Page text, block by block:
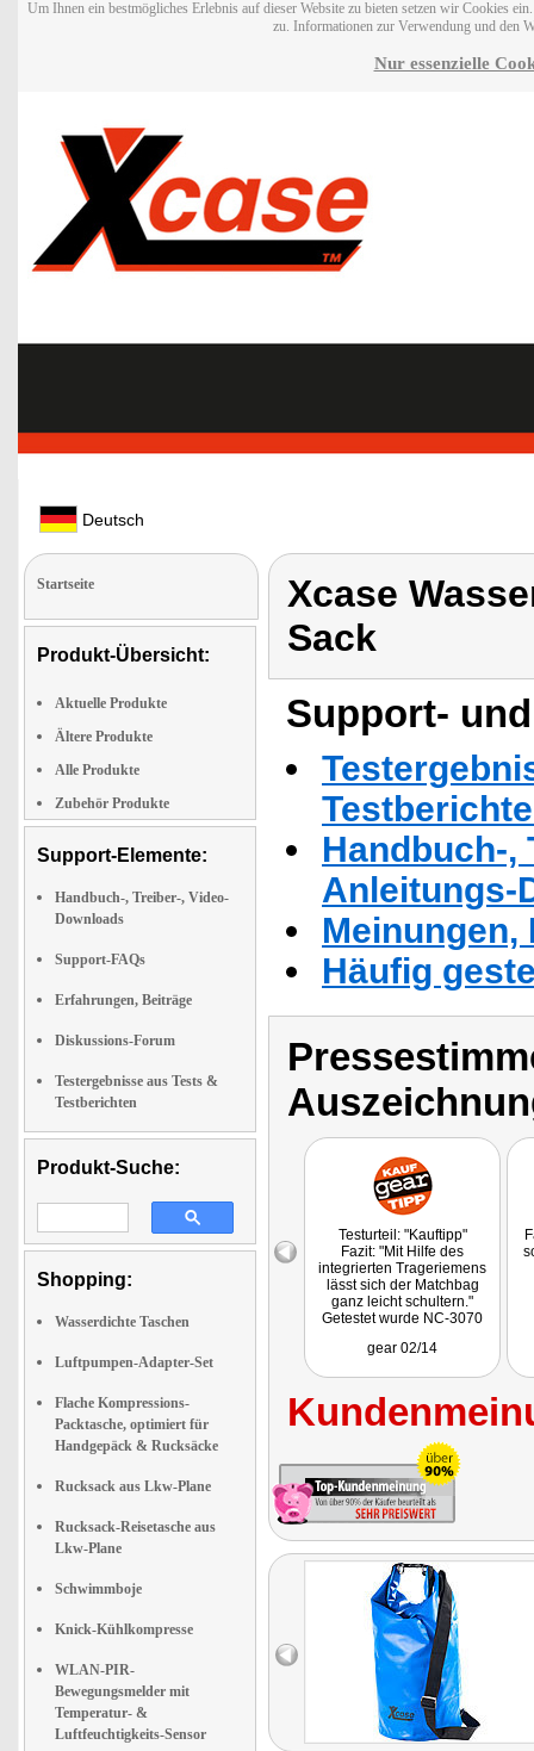
Um Ihnen ein bestmögliches Erlebnis auf dieser Website zu bieten setzen wir Cookies
zu. Informationen zur Verwendung und den
Nur essenzielle
Deutsch
Startseite
Produkt-Übersicht:
Aktuelle Produkte
Ältere Produkte
Alle Produkte
Zubehör Produkte
Support-Elemente:
Handbuch-, Treiber-, Video-
Downloads
Support-FAQs
Erfahrungen, Beiträge
Diskussions-Forum
Testergebnisse aus Tests &
Testberichten
Produkt-Suche:
Shopping:
Wasserdichte Taschen
Luftpumpen-Adapter-Set
Flache Kompressions-
Packtasche, optimiert für
Handgepäck & Rucksäcke
Rucksack aus Lkw-Plane
Rucksack-Reisetasche aus
Lkw-Plane
Schwimmboje
Knick-Kühlkompresse
WLAN-PIR-
Bewegungsmelder mit
Temperatur- &
Luftfeuchtigkeits-Sensor
Xcase
Sack
Support-
Handbuch-,
Anleitungs-
Häufig
Testurteil: "Kauftipp"
Fazit: "Mit Hilfe des
integrierten Trageriemens
lässt sich der Matchbag
ganz leicht schultern."
Getestet wurde NC-3070
gear 02/14